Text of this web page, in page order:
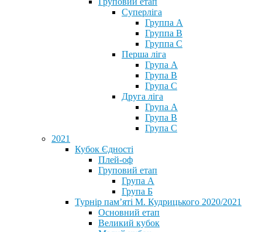
Суперліга
Группа A
Группа B
Группа C
Перша ліга
Група A
Група B
Група C
Друга ліга
Група A
Група B
Група C
2021
Кубок Єдності
Плей-оф
Груповий етап
Група А
Група Б
Турнір пам’яті М. Кудрицького 2020/2021
Основний етап
Великий кубок